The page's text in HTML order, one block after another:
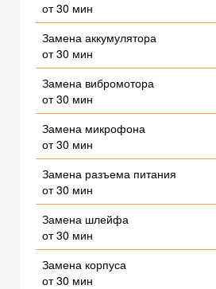
от 30 мин
Замена аккумулятора
от 30 мин
Замена вибромотора
от 30 мин
Замена микрофона
от 30 мин
Замена разъема питания
от 30 мин
Замена шлейфа
от 30 мин
Замена корпуса
от 30 мин